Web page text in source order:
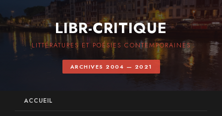
LIBR-CRITIQUE
LITTÉRATURES ET POÉSIES CONTEMPORAINES
ARCHIVES 2004 — 2021
ACCUEIL